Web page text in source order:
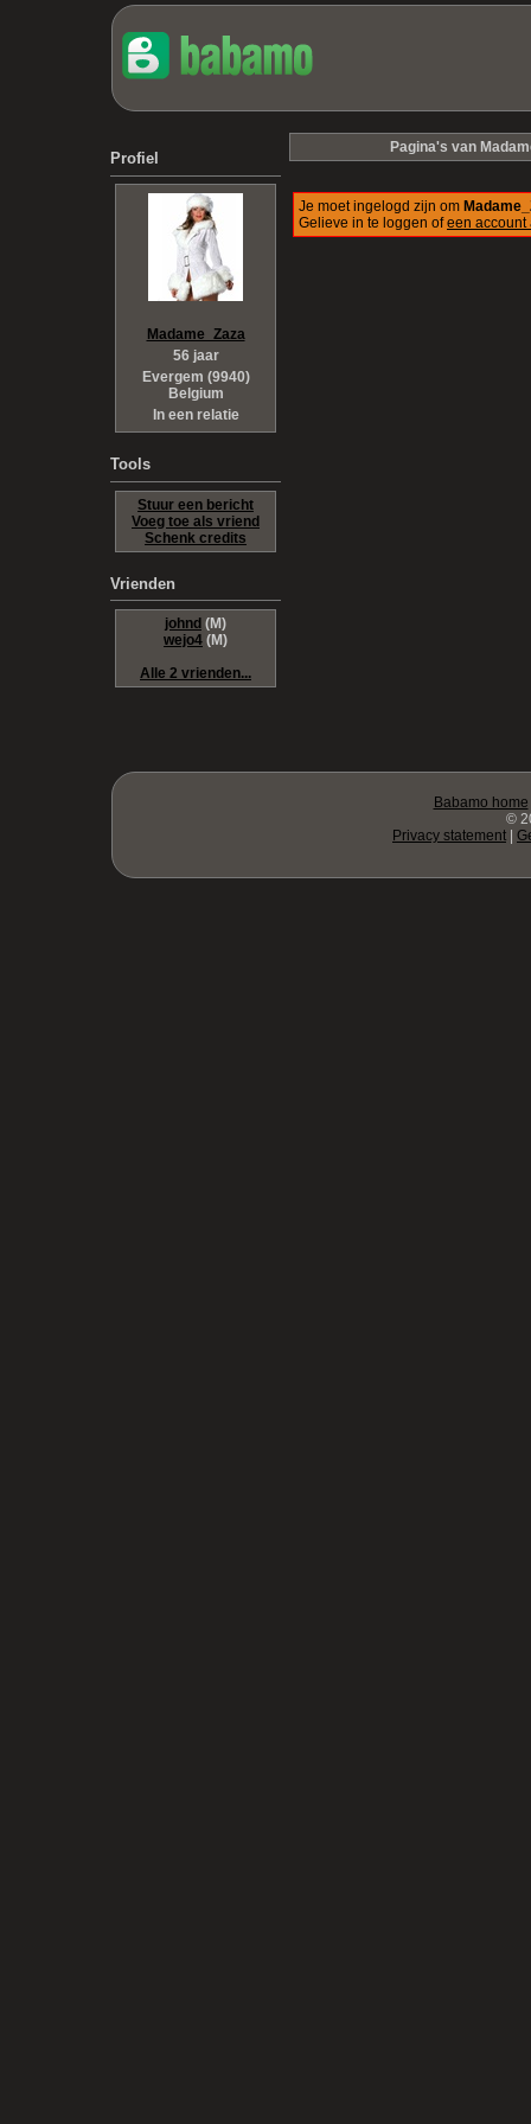
Profiel
Madame_Zaza
56 jaar
Evergem (9940)
Belgium
In een relatie
Tools
Stuur een bericht
Voeg toe als vriend
Schenk credits
Vrienden
johnd (M)
wejo4 (M)
Alle 2 vrienden...
Pagina's van
Je moet ingelogd zijn om
Gelieve in te loggen ofeen account
Babamo home
©
Privacy statement